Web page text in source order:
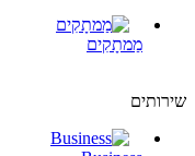
מַמתָקִים
שירותים